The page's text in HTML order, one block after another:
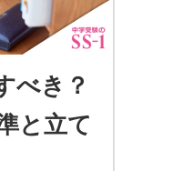
べき？
と立て